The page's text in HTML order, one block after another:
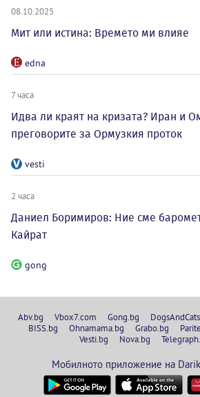
08.10.2025
Мит или истина: Времето ми влияе
edna
7 часа
Идва ли краят на кризата? Иран и
преговорите за Ормузкия проток
vesti
2 часа
Даниел Боримиров: Ние сме
Кайрат
gong
Abv.bg Vbox7.com Gong.bg
BISS.bg
Ohnamama.bg Grabo.bg
Vesti.bg
Nova.bg
Мобилното приложение на